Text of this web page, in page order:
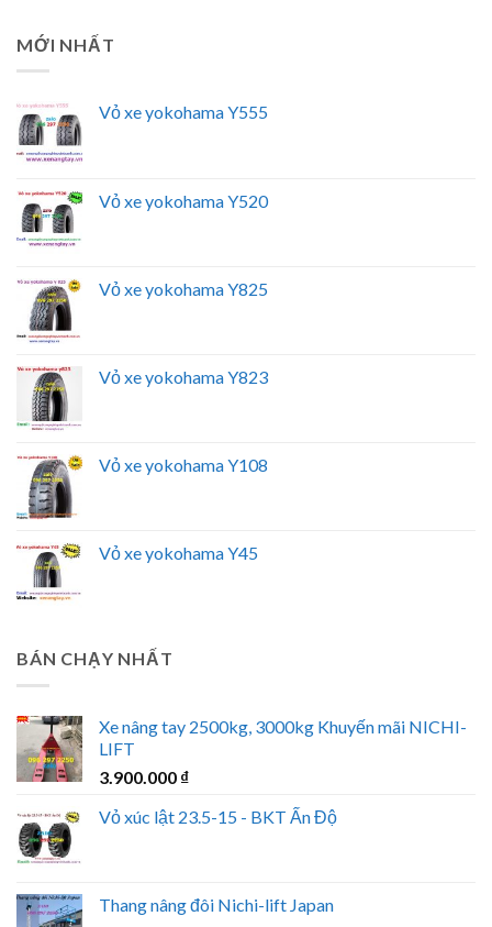
MỚI NHẤT
Vỏ xe yokohama Y555
Vỏ xe yokohama Y520
Vỏ xe yokohama Y825
Vỏ xe yokohama Y823
Vỏ xe yokohama Y108
Vỏ xe yokohama Y45
BÁN CHẠY NHẤT
Xe nâng tay 2500kg, 3000kg Khuyến mãi NICHI-
LIFT
3.900.000 ₫
Vỏ xúc lật 23.5-15 - BKT Ấn Độ
Thang nâng đôi Nichi-lift Japan